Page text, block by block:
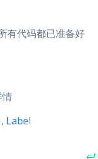
有代码都已准备好
情
, Label